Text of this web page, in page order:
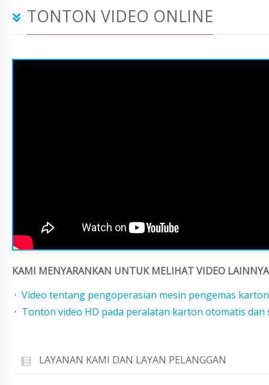
TONTON VIDEO ONLINE
KAMI MENYARANKAN UNTUK MELIHAT VIDEO
Video tentang pengoperasian mesin pengemas
Tonton video HD pada peralatan karton otomatis dan
LAYANAN KAMI DAN LAYAN PELANGGAN